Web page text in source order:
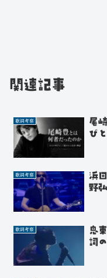
関連記事
歌詞考察
尾
び
歌詞考察
浜
野
歌詞考察
鬼
詞